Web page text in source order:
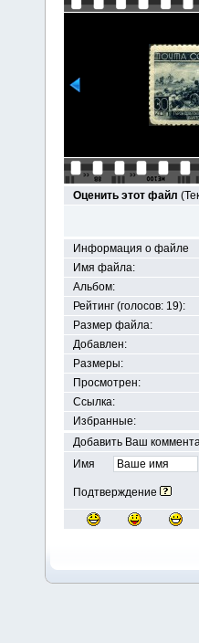
Оценить этот файл
Информация о файле
Имя файла:
Альбом:
Рейтинг (голосов: 19):
Размер файла:
Добавлен:
Размеры:
Просмотрен:
Ссылка:
Избранные:
Добавить Ваш
Имя
Подтверждение